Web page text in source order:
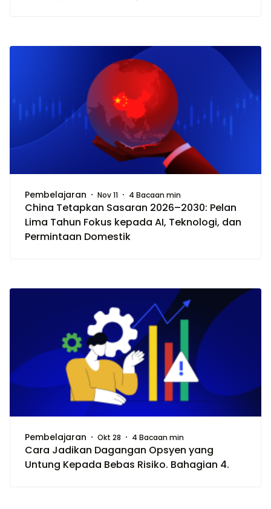
Pembelajaran Nov 11 4 Bacaan min
China Tetapkan Sasaran 2026–2030: Pelan
Lima Tahun Fokus kepada AI, Teknologi, dan
Permintaan Domestik
Pembelajaran Okt 28 4 Bacaan min
Cara Jadikan Dagangan Opsyen yang
Untung Kepada Bebas Risiko. Bahagian 4.